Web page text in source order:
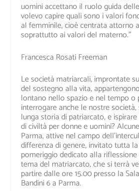
uomini accettano il ruolo guida
volevo capire quali sono i valori
al femminile, cioè centrata attorno
soprattutto ai valori del materno.”
Francesca Rosati Freeman
Le società matriarcali, improntate
del sostegno alla vita,
lontano nello spazio e nel tempo o
interrogare anche le nostre
lunga storia di patriarcato, e
di civiltà per donne e uomini?
Parma, attive nel campo
differenza di genere, invitato tutta
pomeriggio dedicato alla
tema del matriarcato, che si terrà
partire dalle ore 15.00 presso la
Bandini 6 a Parma.